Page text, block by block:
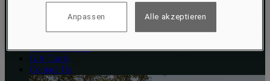
Book your stay
Explore London
Gift Cards
Contact Us
Anpassen Alle akzeptieren